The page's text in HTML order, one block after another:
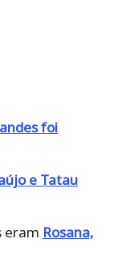
foi
e Tatau
eram Rosana,